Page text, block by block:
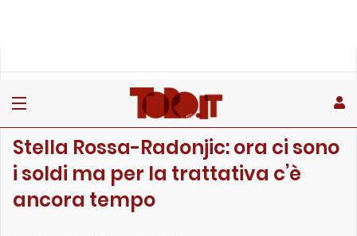
Stella Rossa-Radonjic: ora ci sono
i soldi ma per la trattativa c’è
ancora tempo